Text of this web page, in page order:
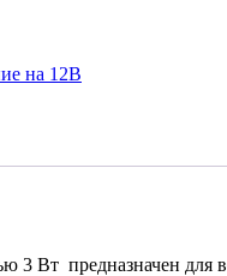
на 12В
Вт предназначен для